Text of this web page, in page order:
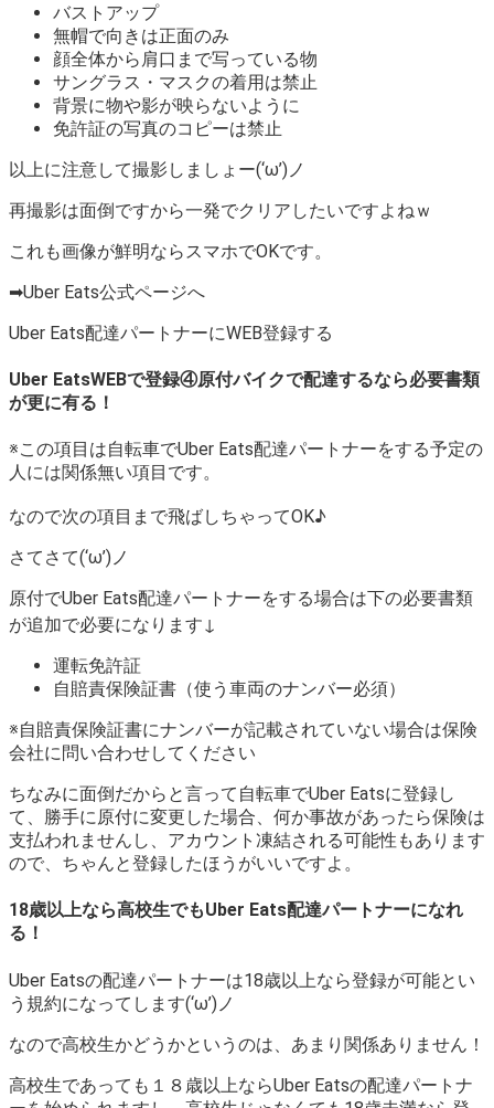
バストアップ
無帽で向きは正面のみ
顔全体から肩口まで写っている物
サングラス・マスクの着用は禁止
背景に物や影が映らないように
免許証の写真のコピーは禁止
以上に注意して撮影しましょー(‘ω’)ノ
再撮影は面倒ですから一発でクリアしたいですよねｗ
これも画像が鮮明ならスマホでOKです。
➡Uber Eats公式ページへ
Uber Eats配達パートナーにWEB登録する
Uber EatsWEBで登録④原付バイクで配達するなら必要書類
が更に有る！
※この項目は自転車でUber Eats配達パートナーをする予定の
人には関係無い項目です。
なので次の項目まで飛ばしちゃってOK♪
さてさて(‘ω’)ノ
原付でUber Eats配達パートナーをする場合は下の必要書類
が追加で必要になります↓
運転免許証
自賠責保険証書（使う車両のナンバー必須）
※自賠責保険証書にナンバーが記載されていない場合は保険
会社に問い合わせしてください
ちなみに面倒だからと言って自転車でUber Eatsに登録し
て、勝手に原付に変更した場合、何か事故があったら保険は
支払われませんし、アカウント凍結される可能性もあります
ので、ちゃんと登録したほうがいいですよ。
18歳以上なら高校生でもUber Eats配達パートナーになれ
る！
Uber Eatsの配達パートナーは18歳以上なら登録が可能とい
う規約になってします(‘ω’)ノ
なので高校生かどうかというのは、あまり関係ありません！
高校生であっても１８歳以上ならUber Eatsの配達パートナ